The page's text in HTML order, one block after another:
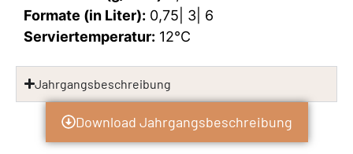
Formate (in Liter): 0,75| 3| 6
Serviertemperatur: 12°C
Jahrgangsbeschreibung
Download Jahrgangsbeschreibung